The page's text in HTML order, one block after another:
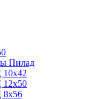
Пилад